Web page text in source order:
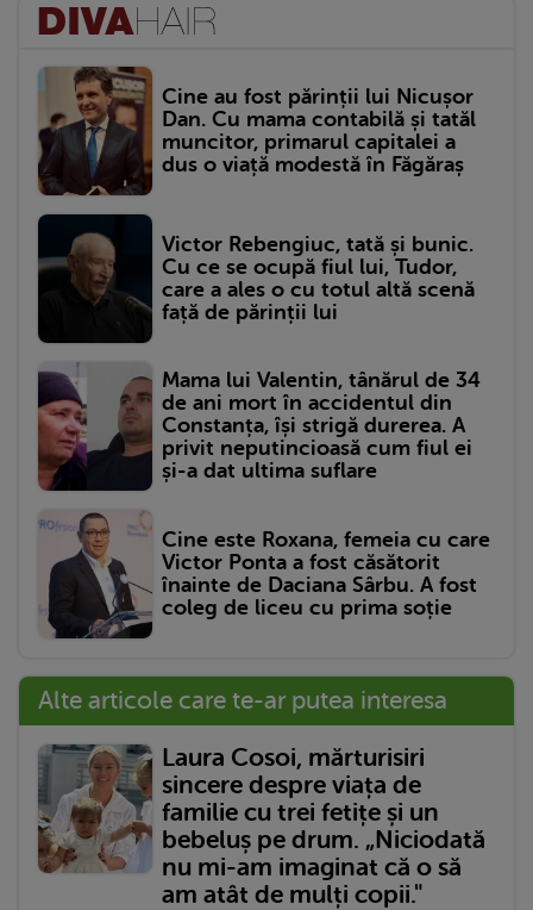
Cine au fost părinții lui Nicușor
Dan. Cu mama contabilă și tatăl
muncitor, primarul capitalei a
dus o viață modestă în Făgăraș
Victor Rebengiuc, tată și bunic.
Cu ce se ocupă fiul lui, Tudor,
care a ales o cu totul altă scenă
față de părinții lui
Mama lui Valentin, tânărul de 34
de ani mort în accidentul din
Constanța, își strigă durerea. A
privit neputincioasă cum fiul ei
și-a dat ultima suflare
Cine este Roxana, femeia cu care
Victor Ponta a fost căsătorit
înainte de Daciana Sârbu. A fost
coleg de liceu cu prima soție
Alte articole care te-ar putea interesa
Laura Cosoi, mărturisiri
sincere despre viața de
familie cu trei fetițe și un
bebeluș pe drum. „Niciodată
nu mi-am imaginat că o să
am atât de mulți copii."